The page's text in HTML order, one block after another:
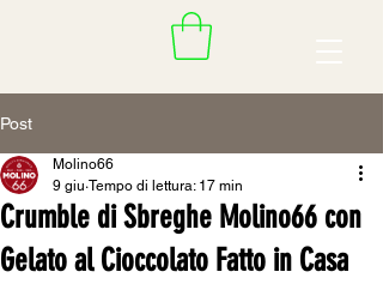
Post
Crumble di Sbreghe Molino66 con
Gelato al Cioccolato Fatto in Casa
Molino66
9 giu Tempo di lettura: 17 min